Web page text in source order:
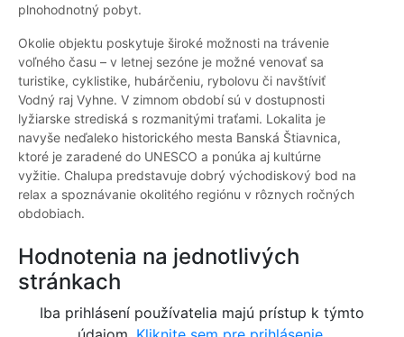
plnohodnotný pobyt.
Okolie objektu poskytuje široké možnosti na trávenie
voľného času – v letnej sezóne je možné venovať sa
turistike, cyklistike, hubárčeniu, rybolovu či navštíviť
Vodný raj Vyhne. V zimnom období sú v dostupnosti
lyžiarske strediská s rozmanitými traťami. Lokalita je
navyše neďaleko historického mesta Banská Štiavnica,
ktoré je zaradené do UNESCO a ponúka aj kultúrne
vyžitie. Chalupa predstavuje dobrý východiskový bod na
relax a spoznávanie okolitého regiónu v rôznych ročných
obdobiach.
Hodnotenia na jednotlivých
stránkach
Iba prihlásení používatelia majú prístup k týmto